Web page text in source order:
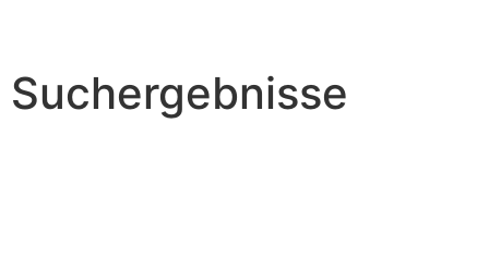
Suchergebnisse